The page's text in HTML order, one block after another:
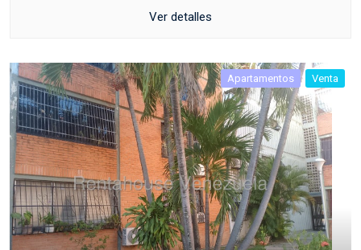
Ver detalles
Apartamentos Venta